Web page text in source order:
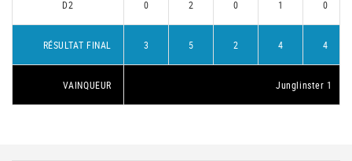
D2 0 2 0 1 0
RÉSULTAT FINAL 3 5 2 4 4
VAINQUEUR Junglinster 1